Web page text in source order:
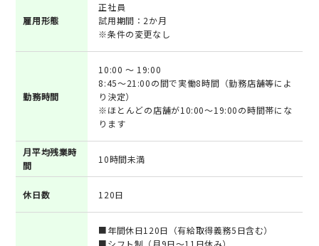
雇用形態
正社員
試用期間：2か月
※条件の変更なし
勤務時間
10:00 ～ 19:00
8:45～21:00の間で実働8時間（勤務店舗等によ
り決定）
※ほとんどの店舗が10:00～19:00の時間帯にな
ります
月平均残業時
間
10時間未満
休日数 120日
■年間休日120日（有給取得義務5日含む）